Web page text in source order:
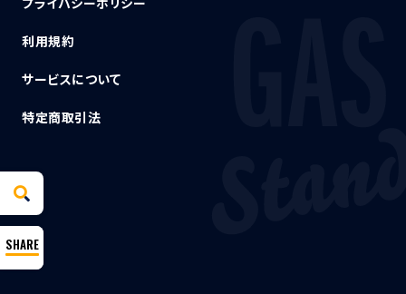
利用規約
サービスについて
特定商取引法